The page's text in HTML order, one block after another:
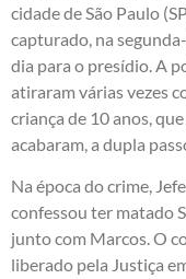
cidade de São Paulo
capturado, na
dia para o presídio. A
atiraram várias vezes
criança de 10 anos,
acabaram, a dupla
Na época do crime,
confessou ter matado
junto com Marcos. O
liberado pela Justiça